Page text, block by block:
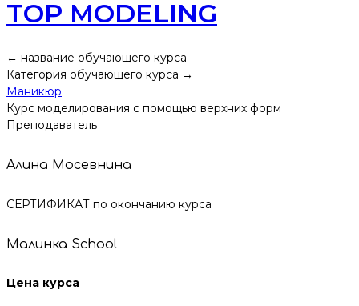
TOP MODELING
← название обучающего курса
Категория обучающего курса →
Маникюр
Курс моделирования с помощью верхних форм
Преподаватель
Алина Мосевнина
СЕРТИФИКАТ по окончанию курса
Малинка School
Цена курса